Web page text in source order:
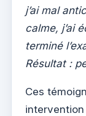
j’ai mal
calme, j’ai
terminé
Résultat :
Ces
intervention